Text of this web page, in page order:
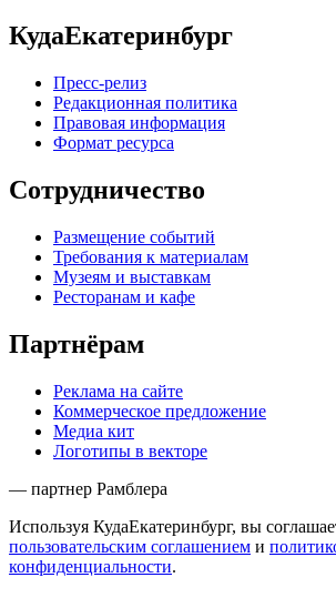
КудаЕкатеринбург
Пресс-релиз
Редакционная политика
Правовая информация
Формат ресурса
Сотрудничество
Размещение событий
Требования к материалам
Музеям и выставкам
Ресторанам и кафе
Партнёрам
Реклама на сайте
Коммерческое предложение
Медиа кит
Логотипы в векторе
— партнер Рамблера
Используя КудаЕкатеринбург, вы
пользовательским соглашением и
конфиденциальности.